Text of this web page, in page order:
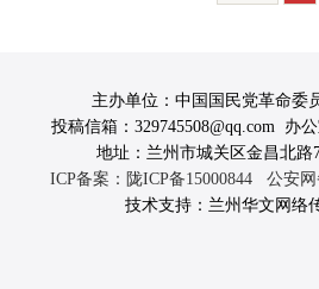
主办单位：中国国民党革命委
投稿信箱：329745508@qq.com 办
地址：兰州市城关区金昌北路
ICP备案：陇ICP备15000844
公安网
技术支持：兰州华文网络